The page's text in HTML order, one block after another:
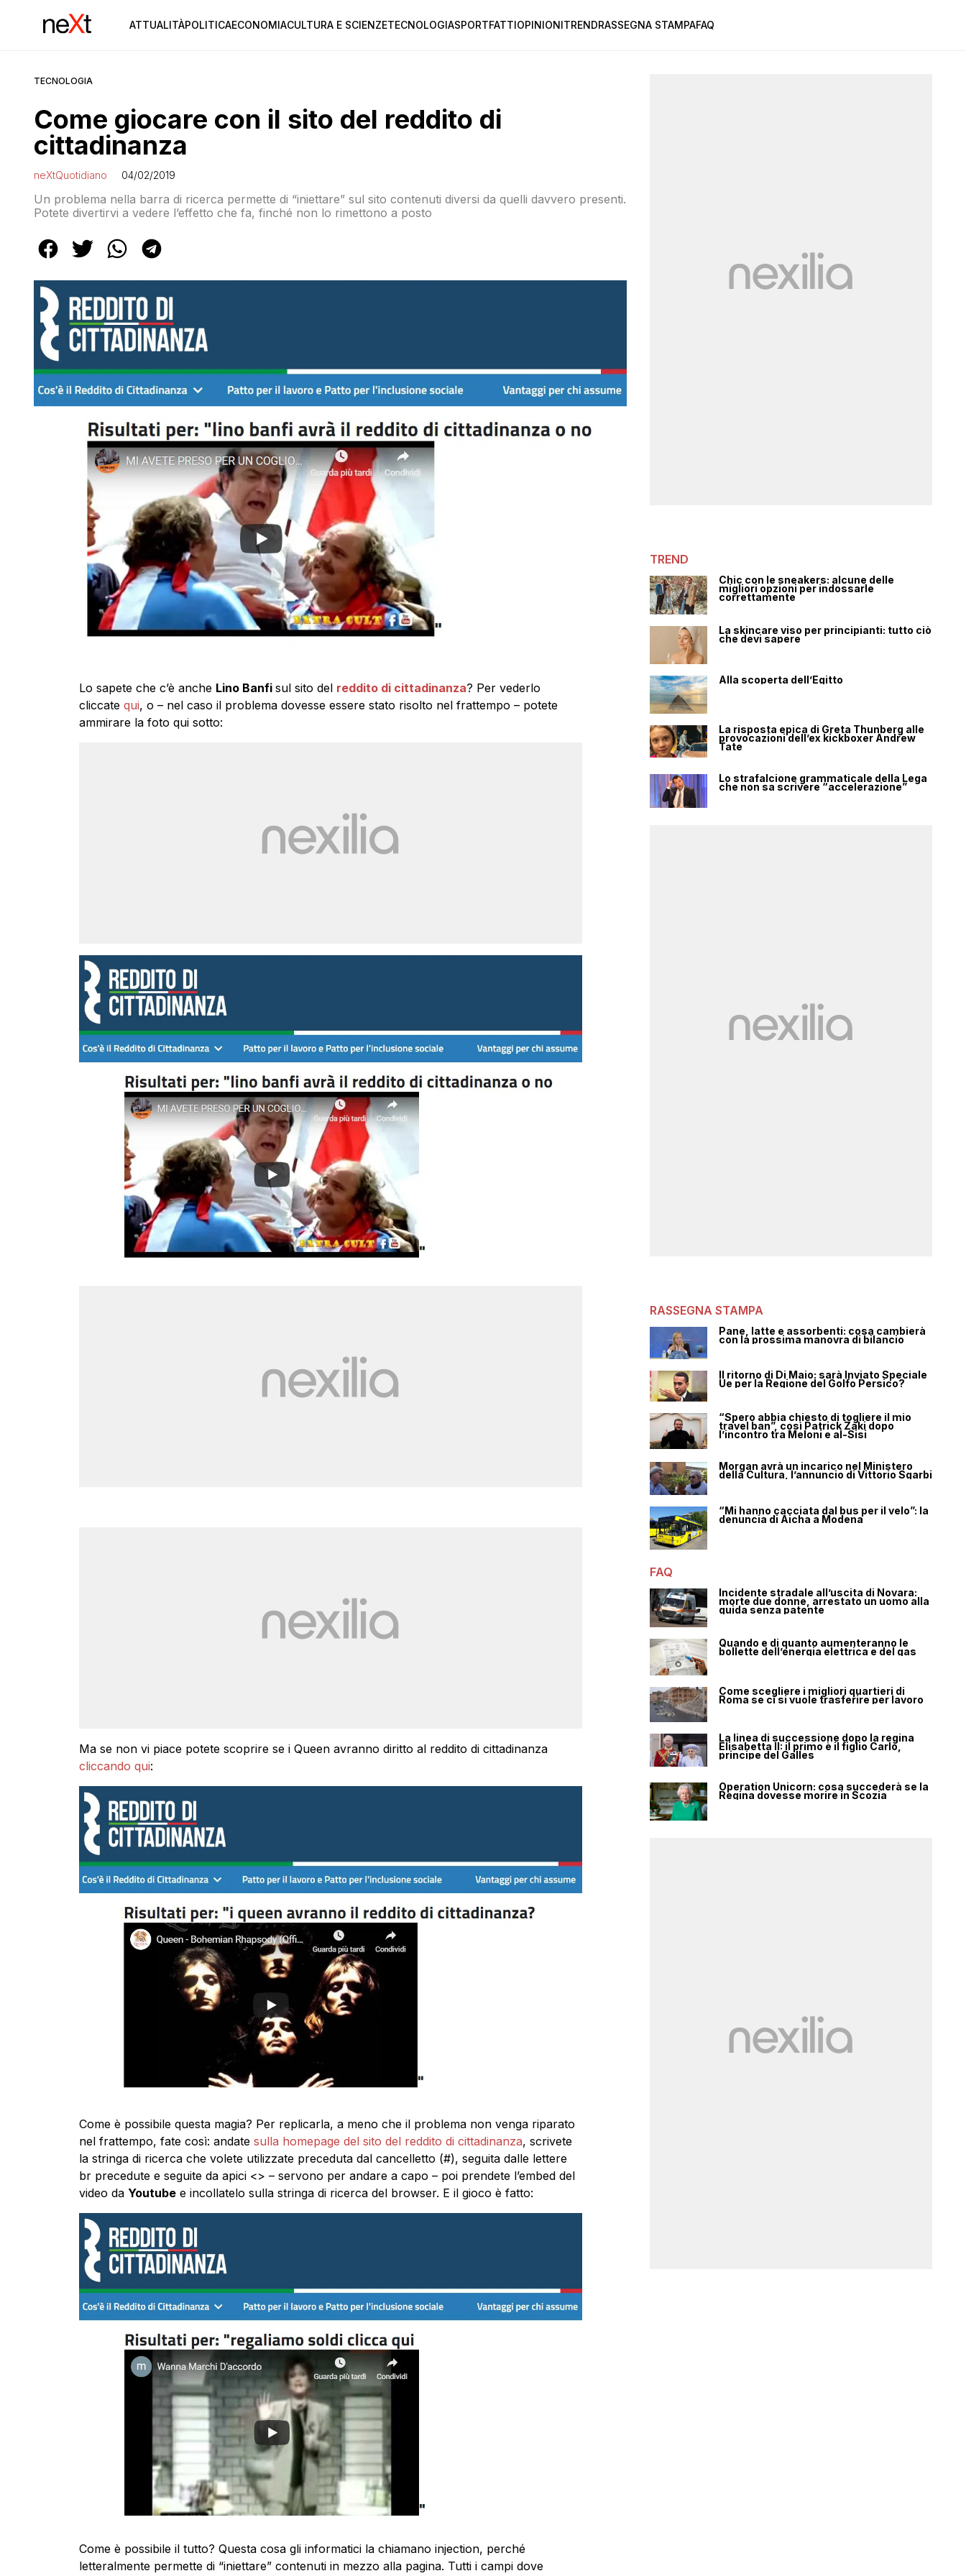
ATTUALITÀPOLITICAECONOMIACULTURA E SCIENZETECNOLOGIASPORTFATTIOPINIONITRENDRASSEGNA STAMPAFAQ
TECNOLOGIA
Come giocare con il sito del reddito di
cittadinanza
neXtQuotidiano 04/02/2019
Un problema nella barra di ricerca permette di “iniettare” sul sito contenuti diversi da quelli davvero presenti.
Potete divertirvi a vedere l’effetto che fa, finché non lo rimettono a posto
Lo sapete che c’è anche Lino Banfi sul sito del reddito di cittadinanza? Per vederlo
cliccate qui, o – nel caso il problema dovesse essere stato risolto nel frattempo – potete
ammirare la foto qui sotto:
Ma se non vi piace potete scoprire se i Queen avranno diritto al reddito di cittadinanza
cliccando qui:
Come è possibile questa magia? Per replicarla, a meno che il problema non venga riparato
nel frattempo, fate così: andate sulla homepage del sito del reddito di cittadinanza, scrivete
la stringa di ricerca che volete utilizzate preceduta dal cancelletto (#), seguita dalle lettere
br precedute e seguite da apici <> – servono per andare a capo – poi prendete l’embed del
video da Youtubee incollatelo sulla stringa di ricerca del browser. E il gioco è fatto:
Come è possibile il tutto? Questa cosa gli informatici la chiamano injection, perché
letteralmente permette di “iniettare” contenuti in mezzo alla pagina. Tutti i campi dove
TREND
Chic con le sneakers: alcune delle
migliori opzioni per indossarle
correttamente
La skincare viso per principianti: tutto ciò
che devi sapere
Alla scoperta dell’Egitto
La risposta epica di Greta Thunberg alle
provocazioni dell’ex kickboxer Andrew
Tate
Lo strafalcione grammaticale della Lega
che non sa scrivere “accelerazione”
RASSEGNA STAMPA
Pane, latte e assorbenti: cosa cambierà
con la prossima manovra di bilancio
Il ritorno di Di Maio: sarà Inviato Speciale
Ue per la Regione del Golfo Persico?
“Spero abbia chiesto di togliere il mio
travel ban”, così Patrick Zaki dopo
l’incontro tra Meloni e al-Sisi
Morgan avrà un incarico nel Ministero
della Cultura, l’annuncio di Vittorio Sgarbi
“Mi hanno cacciata dal bus per il velo”: la
denuncia di Aicha a Modena
FAQ
Incidente stradale all’uscita di Novara:
morte due donne, arrestato un uomo alla
guida senza patente
Quando e di quanto aumenteranno le
bollette dell’energia elettrica e del gas
Come scegliere i migliori quartieri di
Roma se ci si vuole trasferire per lavoro
La linea di successione dopo la regina
Elisabetta II: il primo è il figlio Carlo,
principe del Galles
Operation Unicorn: cosa succederà se la
Regina dovesse morire in Scozia